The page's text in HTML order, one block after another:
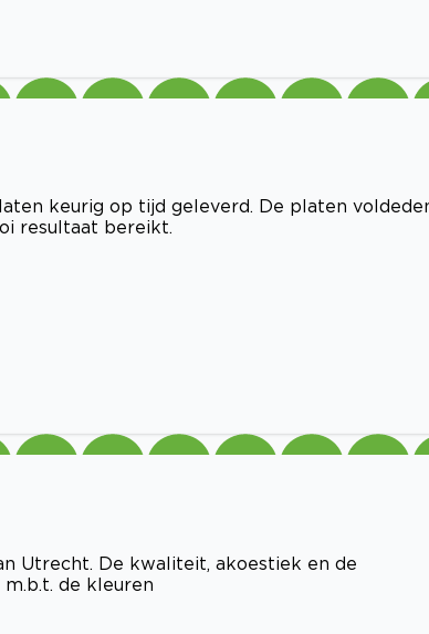
keurig op tijd geleverd. De platen
resultaat bereikt.
Utrecht. De kwaliteit, akoestiek en de
de kleuren